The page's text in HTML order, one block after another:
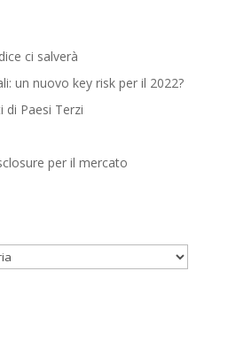
ci salverà
un nuovo key risk per il 2022?
di Paesi Terzi
per il mercato